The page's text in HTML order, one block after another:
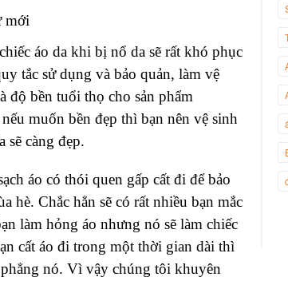
mới
áo da khi bị nổ da sẽ rất khó phục
tắc sử dụng và bảo quản, làm vệ
độ bền tuổi thọ cho sản phẩm
muốn bền đẹp thì bạn nên vệ sinh
sẽ càng đẹp.
áo có thói quen gấp cất đi để bảo
hè. Chắc hẳn sẽ có rất nhiều bạn mắc
làm hỏng áo nhưng nó sẽ làm chiếc
cất áo đi trong một thời gian dài thì
nó. Vì vậy chúng tôi khuyên